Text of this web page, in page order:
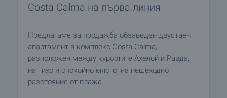
Costa Calma на първа линия
Предлагаме за продажба обзаведен двустаен
апартамент в комплекс Costa Calma,
разположен между курортите Ахелой и Равда,
на тихо и спокойно място, на пешеходно
разстояние от плажа.